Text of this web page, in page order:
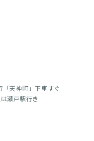
天神町」下車すぐ
瀬戸駅行き